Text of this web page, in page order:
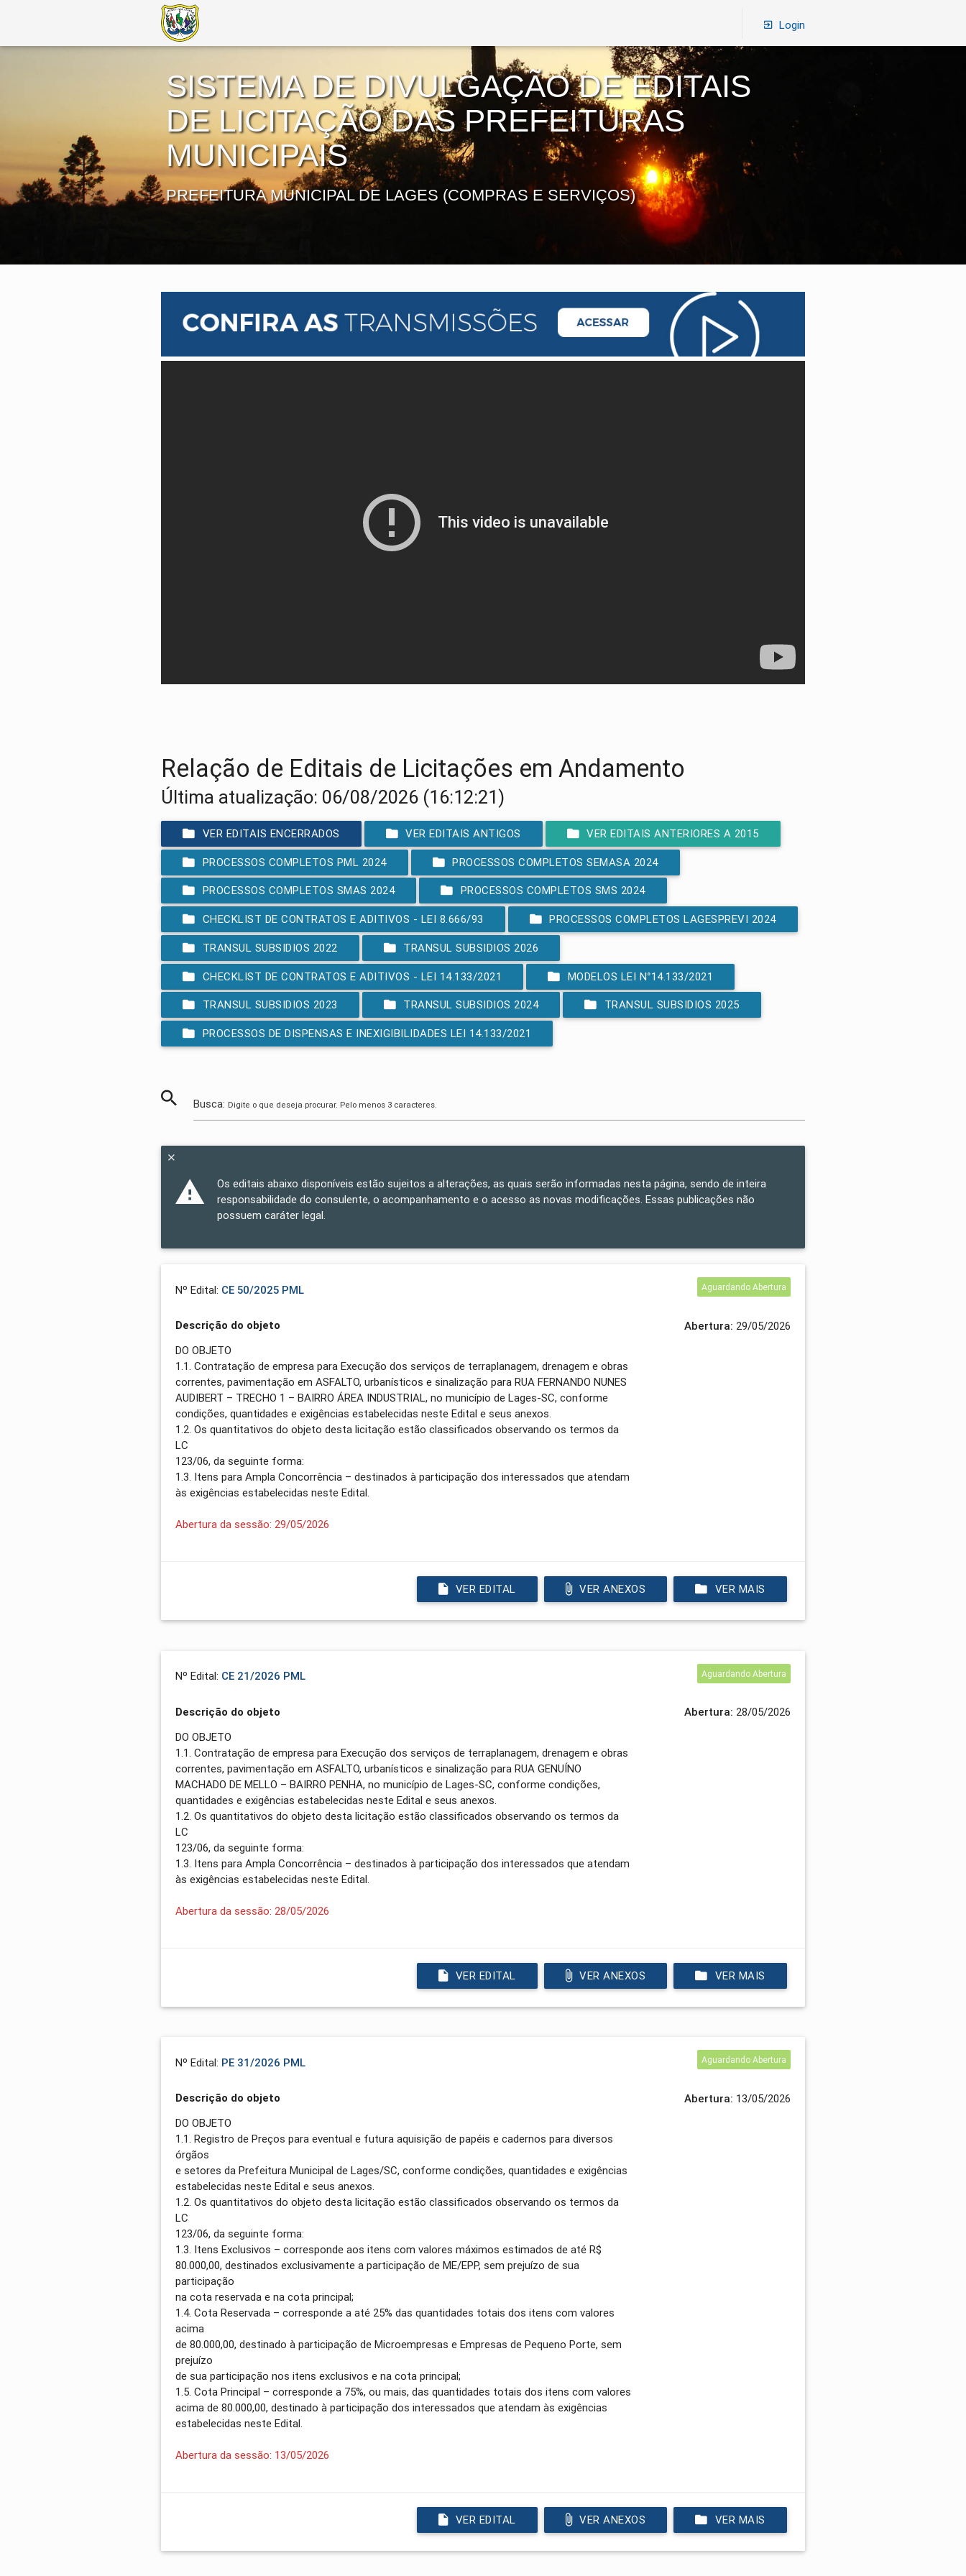
Login
SISTEMA DE DIVULGAÇÃO DE EDITAIS
DE LICITAÇÃO DAS PREFEITURAS
MUNICIPAIS
PREFEITURA MUNICIPAL DE LAGES (COMPRAS E SERVIÇOS)
Relação de Editais de Licitações em Andamento
Última atualização: 06/08/2026 (16:12:21)
VER EDITAIS ENCERRADOS VER EDITAIS ANTIGOS VER EDITAIS ANTERIORES A 2015
PROCESSOS COMPLETOS PML 2024 PROCESSOS COMPLETOS SEMASA 2024
PROCESSOS COMPLETOS SMAS 2024 PROCESSOS COMPLETOS SMS 2024
CHECKLIST DE CONTRATOS E ADITIVOS - LEI 8.666/93 PROCESSOS COMPLETOS LAGESPREVI 2024
TRANSUL SUBSIDIOS 2022 TRANSUL SUBSIDIOS 2026
CHECKLIST DE CONTRATOS E ADITIVOS - LEI 14.133/2021 MODELOS LEI N°14.133/2021
TRANSUL SUBSIDIOS 2023 TRANSUL SUBSIDIOS 2024 TRANSUL SUBSIDIOS 2025
PROCESSOS DE DISPENSAS E INEXIGIBILIDADES LEI 14.133/2021
Busca: Digite o que deseja procurar. Pelo menos 3 caracteres.
Os editais abaixo disponíveis estão sujeitos a alterações, as quais serão informadas nesta página, sendo de inteira
responsabilidade do consulente, o acompanhamento e o acesso as novas modificações. Essas publicações não
possuem caráter legal.
Nº Edital: CE 50/2025 PML Aguardando Abertura
Descrição do objeto
DO OBJETO
1.1. Contratação de empresa para Execução dos serviços de terraplanagem, drenagem e obras
correntes, pavimentação em ASFALTO, urbanísticos e sinalização para RUA FERNANDO NUNES
AUDIBERT – TRECHO 1 – BAIRRO ÁREA INDUSTRIAL, no município de Lages-SC, conforme
condições, quantidades e exigências estabelecidas neste Edital e seus anexos.
1.2. Os quantitativos do objeto desta licitação estão classificados observando os termos da
LC
123/06, da seguinte forma:
1.3. Itens para Ampla Concorrência – destinados à participação dos interessados que atendam
às exigências estabelecidas neste Edital.
Abertura da sessão: 29/05/2026
Abertura: 29/05/2026
VER EDITAL VER ANEXOS VER MAIS
Nº Edital: CE 21/2026 PML Aguardando Abertura
Descrição do objeto
DO OBJETO
1.1. Contratação de empresa para Execução dos serviços de terraplanagem, drenagem e obras
correntes, pavimentação em ASFALTO, urbanísticos e sinalização para RUA GENUÍNO
MACHADO DE MELLO – BAIRRO PENHA, no município de Lages-SC, conforme condições,
quantidades e exigências estabelecidas neste Edital e seus anexos.
1.2. Os quantitativos do objeto desta licitação estão classificados observando os termos da
LC
123/06, da seguinte forma:
1.3. Itens para Ampla Concorrência – destinados à participação dos interessados que atendam
às exigências estabelecidas neste Edital.
Abertura da sessão: 28/05/2026
Abertura: 28/05/2026
VER EDITAL VER ANEXOS VER MAIS
Nº Edital: PE 31/2026 PML Aguardando Abertura
Descrição do objeto
DO OBJETO
1.1. Registro de Preços para eventual e futura aquisição de papéis e cadernos para diversos
órgãos
e setores da Prefeitura Municipal de Lages/SC, conforme condições, quantidades e exigências
estabelecidas neste Edital e seus anexos.
1.2. Os quantitativos do objeto desta licitação estão classificados observando os termos da
LC
123/06, da seguinte forma:
1.3. Itens Exclusivos – corresponde aos itens com valores máximos estimados de até R$
80.000,00, destinados exclusivamente a participação de ME/EPP, sem prejuízo de sua
participação
na cota reservada e na cota principal;
1.4. Cota Reservada – corresponde a até 25% das quantidades totais dos itens com valores
acima
de 80.000,00, destinado à participação de Microempresas e Empresas de Pequeno Porte, sem
prejuízo
de sua participação nos itens exclusivos e na cota principal;
1.5. Cota Principal – corresponde a 75%, ou mais, das quantidades totais dos itens com valores
acima de 80.000,00, destinado à participação dos interessados que atendam às exigências
estabelecidas neste Edital.
Abertura da sessão: 13/05/2026
Abertura: 13/05/2026
VER EDITAL VER ANEXOS VER MAIS